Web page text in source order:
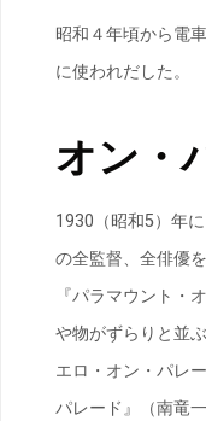
昭和４年頃から電
に使われだした。
オン・
1930（昭和5）年
の全監督、全俳優
『パラマウント・
や物がずらりと並
エロ・オン・パレ
パレード』（南竜